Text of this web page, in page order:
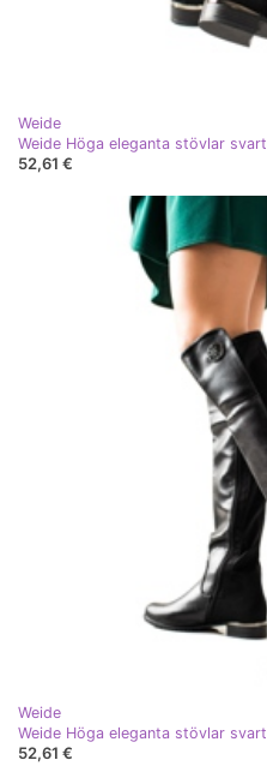
Weide
Weide Höga eleganta stövlar svart
52,61 €
Weide
Weide Höga eleganta stövlar svart
52,61 €